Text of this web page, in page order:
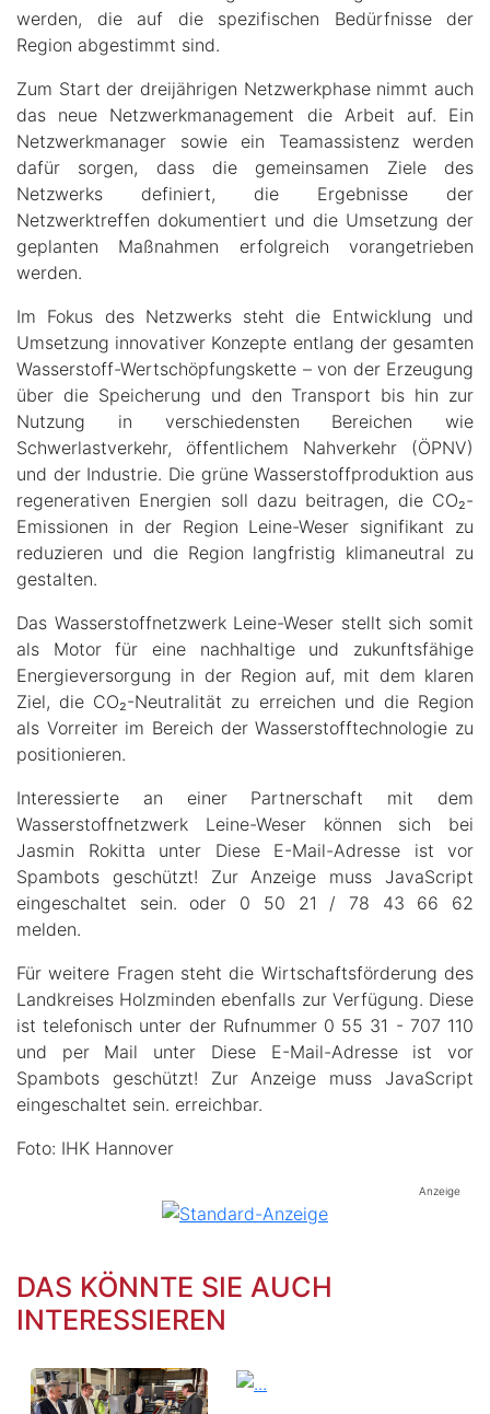
werden, die auf die spezifischen Bedürfnisse der
Region abgestimmt sind.
Zum Start der dreijährigen Netzwerkphase nimmt auch
das neue Netzwerkmanagement die Arbeit auf. Ein
Netzwerkmanager sowie ein Teamassistenz werden
dafür sorgen, dass die gemeinsamen Ziele des
Netzwerks definiert, die Ergebnisse der
Netzwerktreffen dokumentiert und die Umsetzung der
geplanten Maßnahmen erfolgreich vorangetrieben
werden.
Im Fokus des Netzwerks steht die Entwicklung und
Umsetzung innovativer Konzepte entlang der gesamten
Wasserstoff-Wertschöpfungskette – von der Erzeugung
über die Speicherung und den Transport bis hin zur
Nutzung in verschiedensten Bereichen wie
Schwerlastverkehr, öffentlichem Nahverkehr (ÖPNV)
und der Industrie. Die grüne Wasserstoffproduktion aus
regenerativen Energien soll dazu beitragen, die CO₂-
Emissionen in der Region Leine-Weser signifikant zu
reduzieren und die Region langfristig klimaneutral zu
gestalten.
Das Wasserstoffnetzwerk Leine-Weser stellt sich somit
als Motor für eine nachhaltige und zukunftsfähige
Energieversorgung in der Region auf, mit dem klaren
Ziel, die CO₂-Neutralität zu erreichen und die Region
als Vorreiter im Bereich der Wasserstofftechnologie zu
positionieren.
Interessierte an einer Partnerschaft mit dem
Wasserstoffnetzwerk Leine-Weser können sich bei
Jasmin Rokitta unter Diese E-Mail-Adresse ist vor
Spambots geschützt! Zur Anzeige muss JavaScript
eingeschaltet sein. oder 0 50 21 / 78 43 66 62
melden.
Für weitere Fragen steht die Wirtschaftsförderung des
Landkreises Holzminden ebenfalls zur Verfügung. Diese
ist telefonisch unter der Rufnummer 0 55 31 - 707 110
und per Mail unter Diese E-Mail-Adresse ist vor
Spambots geschützt! Zur Anzeige muss JavaScript
eingeschaltet sein. erreichbar.
Foto: IHK Hannover
Anzeige
DAS KÖNNTE SIE AUCH
INTERESSIEREN